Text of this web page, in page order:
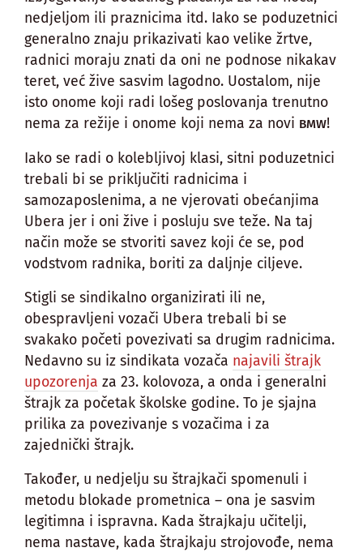
nedjeljom ili praznicima itd. Iako se poduzetnici
generalno znaju prikazivati kao velike žrtve,
radnici moraju znati da oni ne podnose nikakav
teret, već žive sasvim lagodno. Uostalom, nije
isto onome koji radi lošeg poslovanja trenutno
nema za režije i onome koji nema za novi BMW!
Iako se radi o kolebljivoj klasi, sitni poduzetnici
trebali bi se priključiti radnicima i
samozaposlenima, a ne vjerovati obećanjima
Ubera jer i oni žive i posluju sve teže. Na taj
način može se stvoriti savez koji će se, pod
vodstvom radnika, boriti za daljnje ciljeve.
Stigli se sindikalno organizirati ili ne,
obespravljeni vozači Ubera trebali bi se
svakako početi povezivati sa drugim radnicima.
Nedavno su iz sindikata vozača najavili štrajk
upozorenja za 23. kolovoza, a onda i generalni
štrajk za početak školske godine. To je sjajna
prilika za povezivanje s vozačima i za
zajednički štrajk.
Također, u nedjelju su štrajkači spomenuli i
metodu blokade prometnica – ona je sasvim
legitimna i ispravna. Kada štrajkaju učitelji,
nema nastave, kada štrajkaju strojovođe, nema